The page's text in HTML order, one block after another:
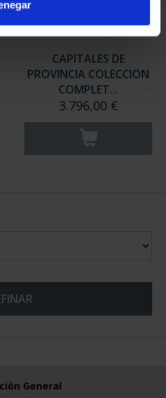
CAPITALES DE
PROVINCIA COLECCION
COMPLET...
3.796,00 €
General